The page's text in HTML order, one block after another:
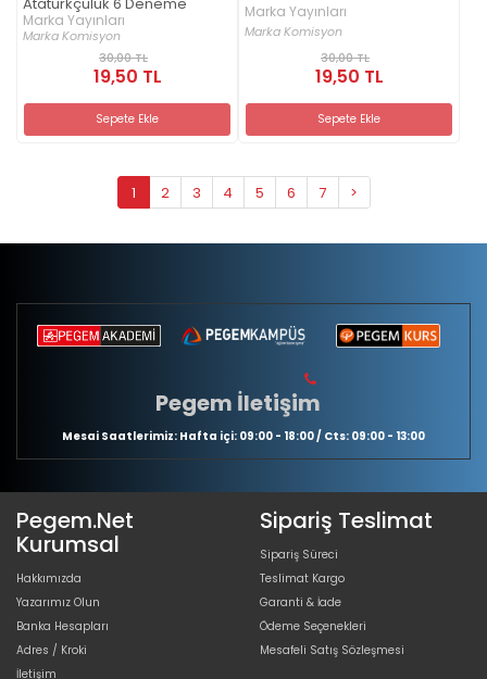
Marka Yayınları
Marka Komisyon
30,00 TL
19,50 TL
Sepete Ekle
Marka Yayınları
Marka Komisyon
30,00 TL
19,50 TL
Sepete Ekle
1 2 3 4 5 6 7 >
Pegem İletişim
Mesai Saatlerimiz: Hafta içi: 09:00 - 18:00 / Cts: 09:00 - 13:00
Pegem.Net
Kurumsal
Hakkımızda
Yazarımız Olun
Banka Hesapları
Adres / Kroki
İletişim
Sipariş Teslimat
Sipariş Süreci
Teslimat Kargo
Garanti & İade
Ödeme Seçenekleri
Mesafeli Satış Sözleşmesi